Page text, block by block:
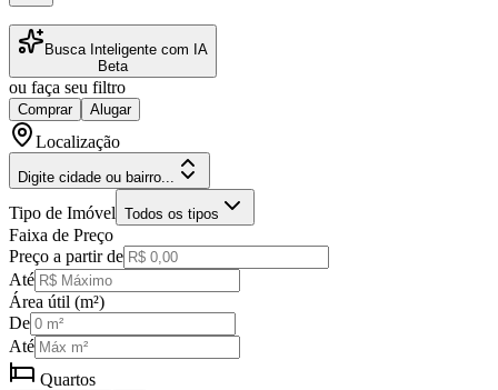
Busca Inteligente com IA
Beta
ou faça seu filtro
Comprar Alugar
Localização
Digite cidade ou bairro...
Tipo de Imóvel Todos os tipos
Faixa de Preço
Preço a partir de
Até
Área útil (m²)
De
Até
Quartos